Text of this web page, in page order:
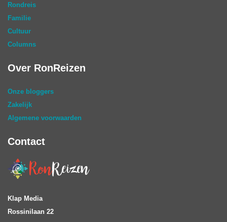
Rondreis
Familie
Cultuur
Columns
Over RonReizen
Onze bloggers
Zakelijk
Algemene voorwaarden
Contact
Klap Media
Rossinilaan 22